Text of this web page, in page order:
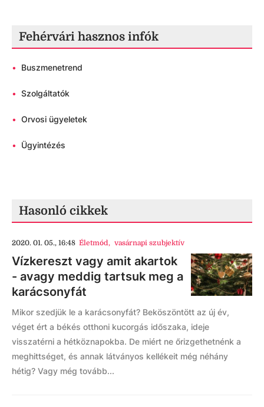
Fehérvári hasznos infók
• Buszmenetrend
• Szolgáltatók
• Orvosi ügyeletek
• Ügyintézés
Hasonló cikkek
2020. 01. 05., 16:48 Életmód, vasárnapi szubjektív
Vízkereszt vagy amit akartok
- avagy meddig tartsuk meg a
karácsonyfát
Mikor szedjük le a karácsonyfát? Beköszöntött az új év,
véget ért a békés otthoni kucorgás időszaka, ideje
visszatérni a hétköznapokba. De miért ne őrizgethetnénk a
meghittséget, és annak látványos kellékeit még néhány
hétig? Vagy még tovább...